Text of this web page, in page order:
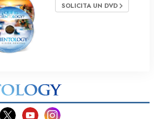
SOLICITA UN DVD